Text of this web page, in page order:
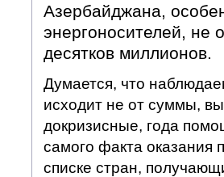
Азербайджана,
энергоносителей, не
десятков миллионов.
Думается, что
исходит не от суммы,
докризисные, года
самого факта оказания
списке стран,